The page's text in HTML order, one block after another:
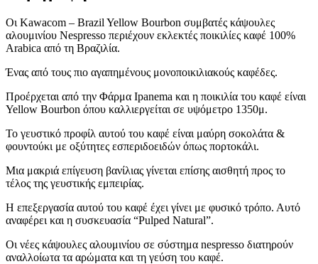
Οι Kawacom – Brazil Yellow Bourbon συμβατές κάψουλες
αλουμινίου Nespresso περιέχουν εκλεκτές ποικιλίες καφέ 100%
Arabica από τη Βραζιλία.
Ένας από τους πιο αγαπημένους μονοποικιλιακούς καφέδες.
Προέρχεται από την Φάρμα Ipanema και η ποικιλία του καφέ είναι
Yellow Bourbon όπου καλλιεργείται σε υψόμετρο 1350μ.
Το γευστικό προφίλ αυτού του καφέ είναι μαύρη σοκολάτα &
φουντούκι με οξύτητες εσπεριδοειδών όπως πορτοκάλι.
Mια μακριά επίγευση βανίλιας γίνεται επίσης αισθητή προς το
τέλος της γευστικής εμπειρίας.
Η επεξεργασία αυτού του καφέ έχει γίνει με φυσικό τρόπο. Αυτό
αναφέρει και η συσκευασία “Pulped Natural”.
Οι νέες κάψουλες αλουμινίου σε σύστημα nespresso διατηρούν
αναλλοίωτα τα αρώματα και τη γεύση του καφέ.